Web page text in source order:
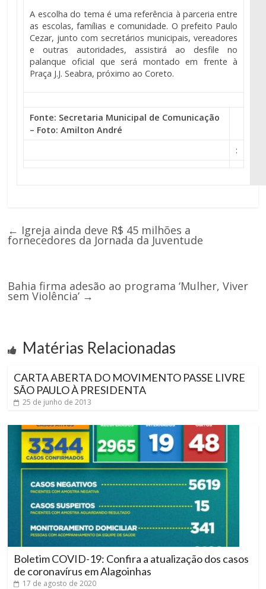
A escolha do tema é uma referência à parceria entre
as escolas, famílias e comunidade. O prefeito Paulo
Cezar, junto com secretários municipais, vereadores
e outras autoridades, assistirá ao desfile no
palanque oficial que será montado em frente à
Praça J.J. Seabra, próximo ao Coreto.
Fonte: Secretaria Municipal de Comunicação
– Foto: Amilton André
:
← Igreja ainda deve R$ 45 milhões a
fornecedores da Jornada da Juventude
Bahia firma adesão ao programa ‘Mulher, Viver
sem Violência’ →
Matérias Relacionadas
CARTA ABERTA DO MOVIMENTO PASSE LIVRE
SÃO PAULO À PRESIDENTA
25 de junho de 2013
Boletim COVID-19: Confira a atualização dos casos
de coronavírus em Alagoinhas
17 de agosto de 2020